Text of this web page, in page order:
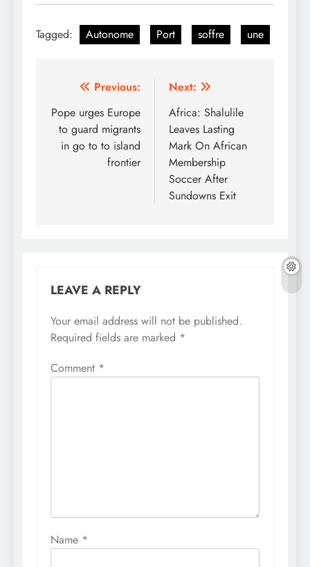
Tagged: Autonome Port soffre une
Post
navigation
Previous:
Pope urges Europe
to guard migrants
in go to to island
frontier
Next:
Africa: Shalulile
Leaves Lasting
Mark On African
Membership
Soccer After
Sundowns Exit
LEAVE A REPLY
Your email address will not be published.
Required fields are marked *
Comment *
Name *